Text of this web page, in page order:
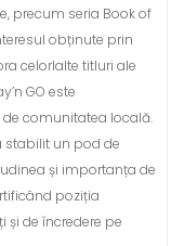
precum seria Book of
obținute prin
celorlalte titluri ale
GO este
comunitatea locală.
stabilit un pod de
și importanța de
poziția
și de încredere pe